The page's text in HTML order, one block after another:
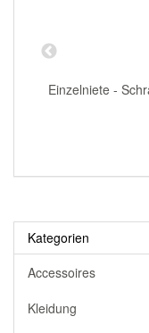
Einzelniete -
Kategorien
Accessoires
Kleidung